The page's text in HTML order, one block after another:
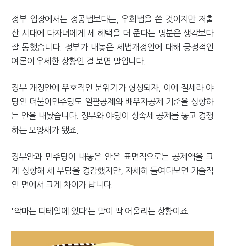
정부 입장에서는 정공법보다는, 우회법을 쓴 것이지만 저출
산 시대에 다자녀에게 세 혜택을 더 준다는 명분은 생각보다
잘 통했습니다. 정부가 내놓은 세법개정안에 대해 긍정적인
여론이 우세한 상황인 걸 보면 말입니다.
정부 개정안에 우호적인 분위기가 형성되자, 이에 질세라 야
당인 더불어민주당도 일괄공제와 배우자공제 기준을 상향하
는 안을 내놨습니다. 정부와 야당이 상속세 공제를 놓고 경쟁
하는 모양새가 됐죠.
정부안과 민주당이 내놓은 안은 표면적으로는 공제액을 크
게 상향해 세 부담을 경감했지만, 자세히 들여다보면 기술적
인 면에서 크게 차이가 납니다.
'악마는 디테일에 있다'는 말이 딱 어울리는 상황이죠.